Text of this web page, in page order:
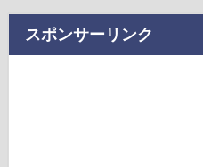
スポンサーリンク